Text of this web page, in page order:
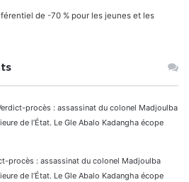
de -70 % pour les jeunes et les
procès : assassinat du colonel Madjoulba
de l’État. Le Gle Abalo Kadangha écope
procès : assassinat du colonel Madjoulba
de l’État. Le Gle Abalo Kadangha écope